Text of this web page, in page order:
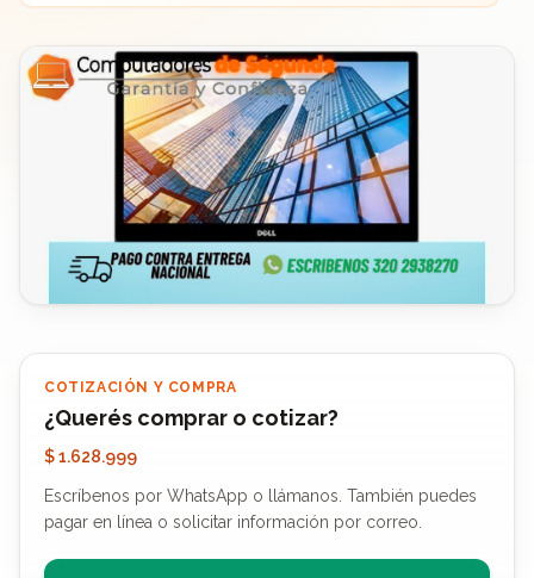
COTIZACIÓN Y COMPRA
¿Querés comprar o cotizar?
$ 1.628.999
Escríbenos por WhatsApp o llámanos. También puedes
pagar en línea o solicitar información por correo.